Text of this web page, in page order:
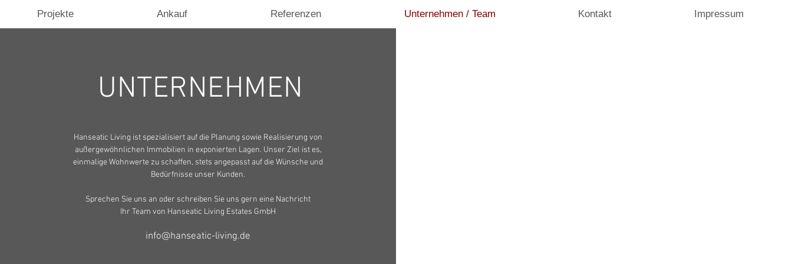
Projekte Ankauf Referenzen Unternehmen / Team Kontakt Impressum
UNTERNEHMEN
Hanseatic Living ist spezialisiert auf die Planung sowie Realisierung von
außergewöhnlichen Immobilien in exponierten Lagen. Unser Ziel ist es,
einmalige Wohnwerte zu schaffen, stets angepasst auf die Wünsche und
Bedürfnisse unser Kunden.
Sprechen Sie uns an oder schreiben Sie uns gern eine Nachricht
Ihr Team von Hanseatic Living Estates GmbH
info@hanseatic-living.de